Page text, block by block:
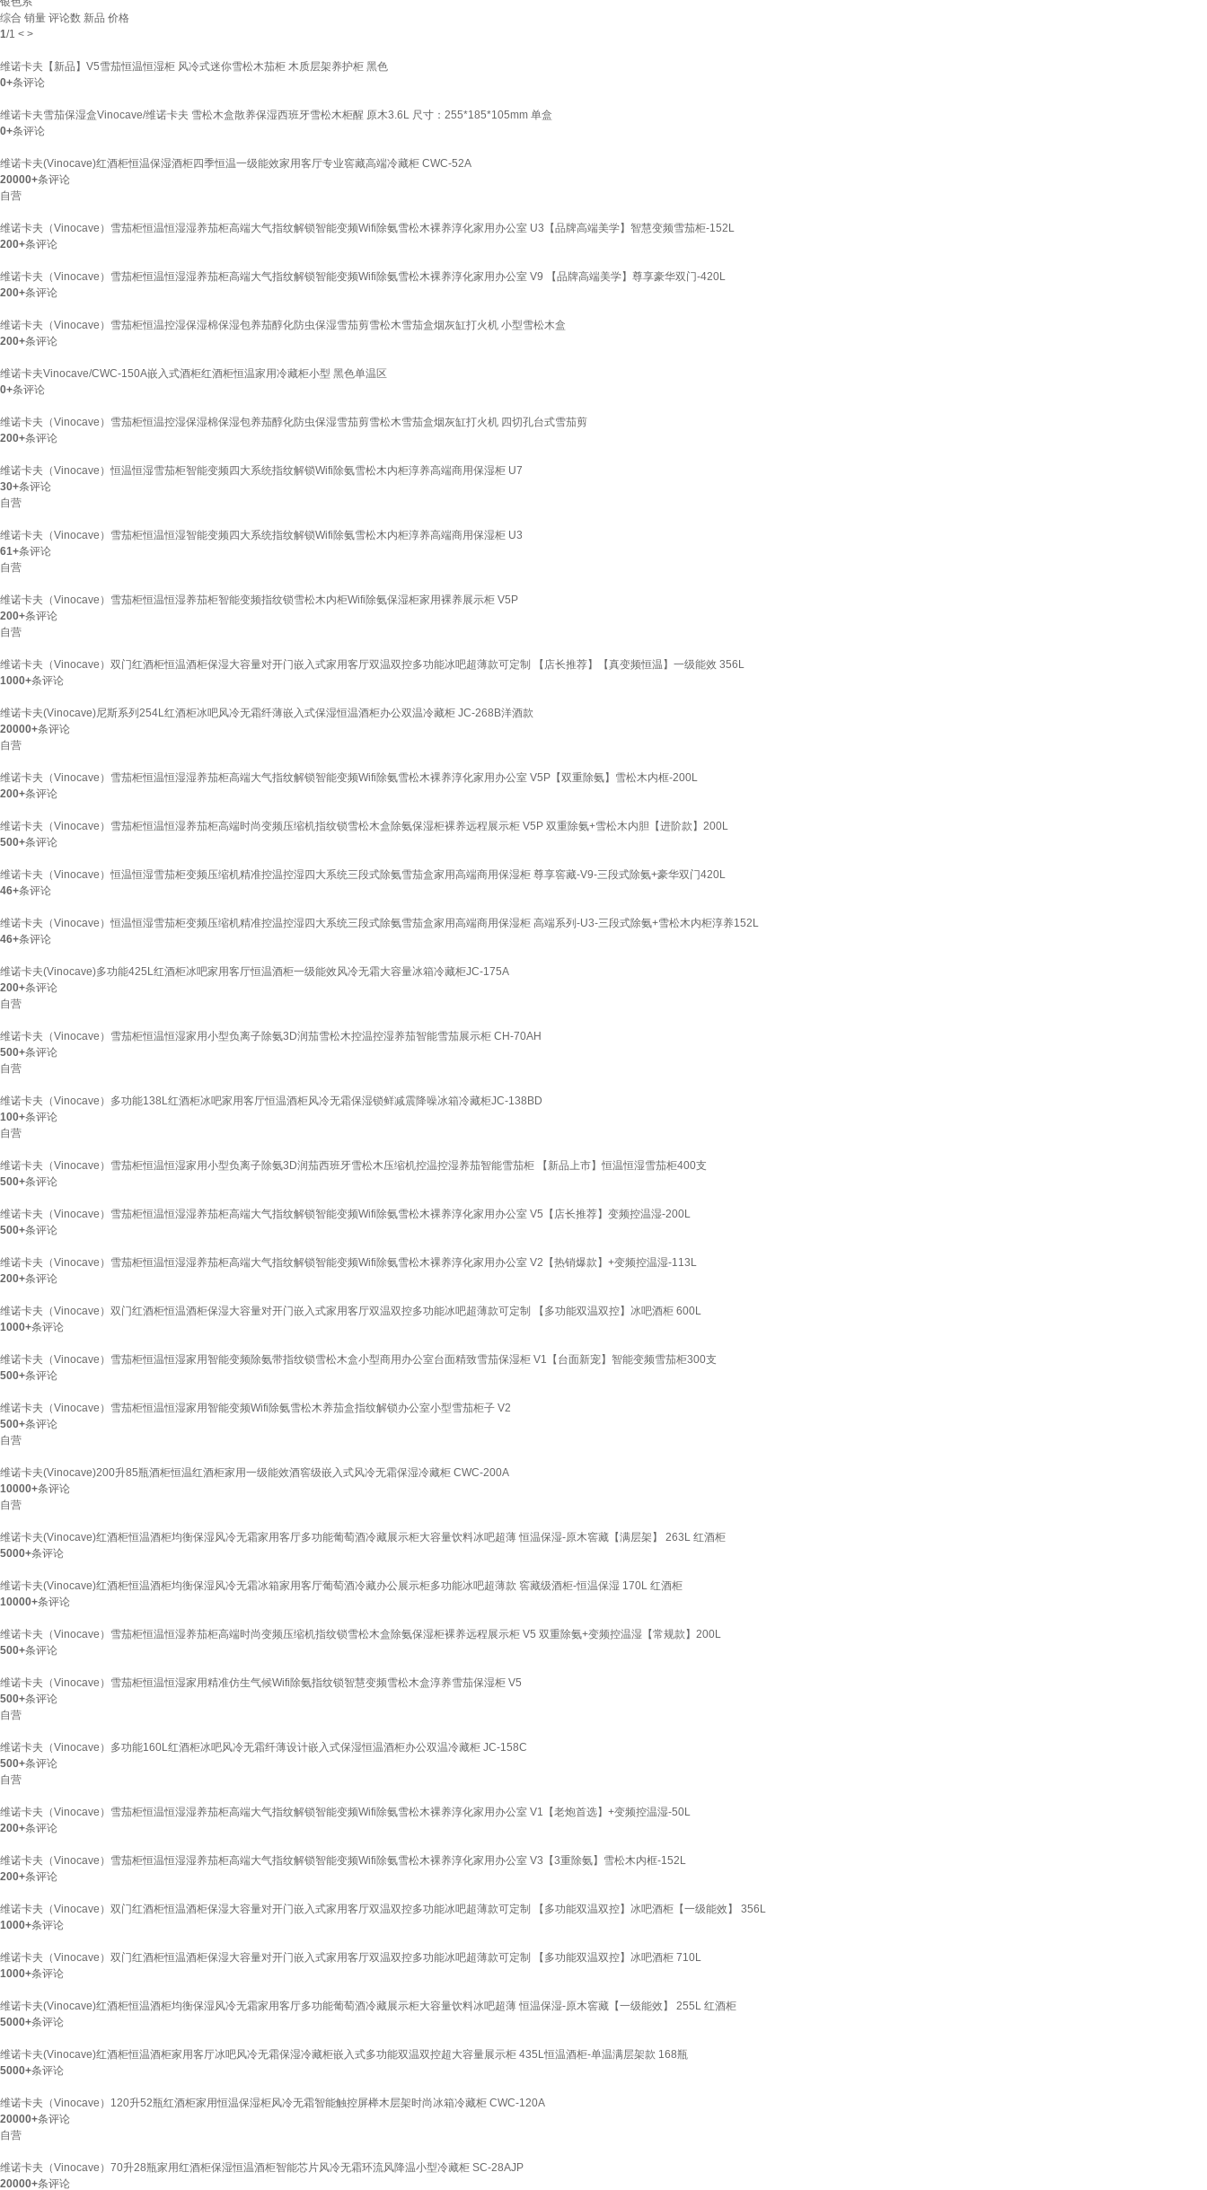
综合 销量 评论数 新品 价格
1/1 < >
维诺卡夫【新品】V5雪茄恒温恒湿柜 风冷式迷你雪松木茄柜 木质层架养护柜 黑色
0+条评论
维诺卡夫雪茄保湿盒Vinocave/维诺卡夫 雪松木盒散养保湿西班牙雪松木柜醒 原木3.6L 尺寸：255*185*105mm 单盒
0+条评论
维诺卡夫(Vinocave)红酒柜恒温保湿酒柜四季恒温一级能效家用客厅专业窖藏高端冷藏柜 CWC-52A
20000+条评论
自营
维诺卡夫（Vinocave）雪茄柜恒温恒湿湿养茄柜高端大气指纹解锁智能变频Wifi除氨雪松木裸养淳化家用办公室 U3【品牌高端美学】智慧变频雪茄柜-152L
200+条评论
维诺卡夫（Vinocave）雪茄柜恒温恒湿湿养茄柜高端大气指纹解锁智能变频Wifi除氨雪松木裸养淳化家用办公室 V9 【品牌高端美学】尊享豪华双门-420L
200+条评论
维诺卡夫（Vinocave）雪茄柜恒温控湿保湿棉保湿包养茄醇化防虫保湿雪茄剪雪松木雪茄盒烟灰缸打火机 小型雪松木盒
200+条评论
维诺卡夫Vinocave/CWC-150A嵌入式酒柜红酒柜恒温家用冷藏柜小型 黑色单温区
0+条评论
维诺卡夫（Vinocave）雪茄柜恒温控湿保湿棉保湿包养茄醇化防虫保湿雪茄剪雪松木雪茄盒烟灰缸打火机 四切孔台式雪茄剪
200+条评论
维诺卡夫（Vinocave）恒温恒湿雪茄柜智能变频四大系统指纹解锁Wifi除氨雪松木内柜淳养高端商用保湿柜 U7
30+条评论
自营
维诺卡夫（Vinocave）雪茄柜恒温恒湿智能变频四大系统指纹解锁Wifi除氨雪松木内柜淳养高端商用保湿柜 U3
61+条评论
自营
维诺卡夫（Vinocave）雪茄柜恒温恒湿养茄柜智能变频指纹锁雪松木内柜Wifi除氨保湿柜家用裸养展示柜 V5P
200+条评论
自营
维诺卡夫（Vinocave）双门红酒柜恒温酒柜保湿大容量对开门嵌入式家用客厅双温双控多功能冰吧超薄款可定制 【店长推荐】【真变频恒温】一级能效 356L
1000+条评论
维诺卡夫(Vinocave)尼斯系列254L红酒柜冰吧风冷无霜纤薄嵌入式保湿恒温酒柜办公双温冷藏柜 JC-268B洋酒款
20000+条评论
自营
维诺卡夫（Vinocave）雪茄柜恒温恒湿湿养茄柜高端大气指纹解锁智能变频Wifi除氨雪松木裸养淳化家用办公室 V5P【双重除氨】雪松木内框-200L
200+条评论
维诺卡夫（Vinocave）雪茄柜恒温恒湿养茄柜高端时尚变频压缩机指纹锁雪松木盒除氨保湿柜裸养远程展示柜 V5P 双重除氨+雪松木内胆【进阶款】200L
500+条评论
维诺卡夫（Vinocave）恒温恒湿雪茄柜变频压缩机精准控温控湿四大系统三段式除氨雪茄盒家用高端商用保湿柜 尊享窖藏-V9-三段式除氨+豪华双门420L
46+条评论
维诺卡夫（Vinocave）恒温恒湿雪茄柜变频压缩机精准控温控湿四大系统三段式除氨雪茄盒家用高端商用保湿柜 高端系列-U3-三段式除氨+雪松木内柜淳养152L
46+条评论
维诺卡夫(Vinocave)多功能425L红酒柜冰吧家用客厅恒温酒柜一级能效风冷无霜大容量冰箱冷藏柜JC-175A
200+条评论
自营
维诺卡夫（Vinocave）雪茄柜恒温恒湿家用小型负离子除氨3D润茄雪松木控温控湿养茄智能雪茄展示柜 CH-70AH
500+条评论
自营
维诺卡夫（Vinocave）多功能138L红酒柜冰吧家用客厅恒温酒柜风冷无霜保湿锁鲜减震降噪冰箱冷藏柜JC-138BD
100+条评论
自营
维诺卡夫（Vinocave）雪茄柜恒温恒湿家用小型负离子除氨3D润茄西班牙雪松木压缩机控温控湿养茄智能雪茄柜 【新品上市】恒温恒湿雪茄柜400支
500+条评论
维诺卡夫（Vinocave）雪茄柜恒温恒湿湿养茄柜高端大气指纹解锁智能变频Wifi除氨雪松木裸养淳化家用办公室 V5【店长推荐】变频控温湿-200L
500+条评论
维诺卡夫（Vinocave）雪茄柜恒温恒湿湿养茄柜高端大气指纹解锁智能变频Wifi除氨雪松木裸养淳化家用办公室 V2【热销爆款】+变频控温湿-113L
200+条评论
维诺卡夫（Vinocave）双门红酒柜恒温酒柜保湿大容量对开门嵌入式家用客厅双温双控多功能冰吧超薄款可定制 【多功能双温双控】冰吧酒柜 600L
1000+条评论
维诺卡夫（Vinocave）雪茄柜恒温恒湿家用智能变频除氨带指纹锁雪松木盒小型商用办公室台面精致雪茄保湿柜 V1【台面新宠】智能变频雪茄柜300支
500+条评论
维诺卡夫（Vinocave）雪茄柜恒温恒湿家用智能变频Wifi除氨雪松木养茄盒指纹解锁办公室小型雪茄柜子 V2
500+条评论
自营
维诺卡夫(Vinocave)200升85瓶酒柜恒温红酒柜家用一级能效酒窖级嵌入式风冷无霜保湿冷藏柜 CWC-200A
10000+条评论
自营
维诺卡夫(Vinocave)红酒柜恒温酒柜均衡保湿风冷无霜家用客厅多功能葡萄酒冷藏展示柜大容量饮料冰吧超薄 恒温保湿-原木窖藏【满层架】 263L 红酒柜
5000+条评论
维诺卡夫(Vinocave)红酒柜恒温酒柜均衡保湿风冷无霜冰箱家用客厅葡萄酒冷藏办公展示柜多功能冰吧超薄款 窖藏级酒柜-恒温保湿 170L 红酒柜
10000+条评论
维诺卡夫（Vinocave）雪茄柜恒温恒湿养茄柜高端时尚变频压缩机指纹锁雪松木盒除氨保湿柜裸养远程展示柜 V5 双重除氨+变频控温湿【常规款】200L
500+条评论
维诺卡夫（Vinocave）雪茄柜恒温恒湿家用精准仿生气候Wifi除氨指纹锁智慧变频雪松木盒淳养雪茄保湿柜 V5
500+条评论
自营
维诺卡夫（Vinocave）多功能160L红酒柜冰吧风冷无霜纤薄设计嵌入式保湿恒温酒柜办公双温冷藏柜 JC-158C
500+条评论
自营
维诺卡夫（Vinocave）雪茄柜恒温恒湿湿养茄柜高端大气指纹解锁智能变频Wifi除氨雪松木裸养淳化家用办公室 V1【老炮首选】+变频控温湿-50L
200+条评论
维诺卡夫（Vinocave）雪茄柜恒温恒湿湿养茄柜高端大气指纹解锁智能变频Wifi除氨雪松木裸养淳化家用办公室 V3【3重除氨】雪松木内框-152L
200+条评论
维诺卡夫（Vinocave）双门红酒柜恒温酒柜保湿大容量对开门嵌入式家用客厅双温双控多功能冰吧超薄款可定制 【多功能双温双控】冰吧酒柜【一级能效】 356L
1000+条评论
维诺卡夫（Vinocave）双门红酒柜恒温酒柜保湿大容量对开门嵌入式家用客厅双温双控多功能冰吧超薄款可定制 【多功能双温双控】冰吧酒柜 710L
1000+条评论
维诺卡夫(Vinocave)红酒柜恒温酒柜均衡保湿风冷无霜家用客厅多功能葡萄酒冷藏展示柜大容量饮料冰吧超薄 恒温保湿-原木窖藏【一级能效】 255L 红酒柜
5000+条评论
维诺卡夫(Vinocave)红酒柜恒温酒柜家用客厅冰吧风冷无霜保湿冷藏柜嵌入式多功能双温双控超大容量展示柜 435L恒温酒柜-单温满层架款 168瓶
5000+条评论
维诺卡夫（Vinocave）120升52瓶红酒柜家用恒温保湿柜风冷无霜智能触控屏榉木层架时尚冰箱冷藏柜 CWC-120A
20000+条评论
自营
维诺卡夫（Vinocave）70升28瓶家用红酒柜保湿恒温酒柜智能芯片风冷无霜环流风降温小型冷藏柜 SC-28AJP
20000+条评论